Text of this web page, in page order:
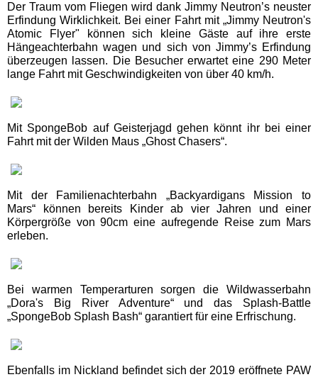
Freizeitpark Lochmühle
Taunus Wunderland
Freizeitparks
Heide Park Resort
Schloß Dankern
Serengeti-Park
Nordrhein-Westfalen
Freizeitparks
Fort Fun Abenteuerland
Der Traum vom Fliegen wird dank Jimmy Neutron’s neuster
Erfindung Wirklichkeit. Bei einer Fahrt mit „Jimmy Neutron's
Atomic Flyer" können sich kleine Gäste auf ihre erste
Hängeachterbahn wagen und sich von Jimmy’s Erfindung
überzeugen lassen. Die Besucher erwartet eine 290 Meter
lange Fahrt mit Geschwindigkeiten von über 40 km/h.
Mit SpongeBob auf Geisterjagd gehen könnt ihr bei einer
Fahrt mit der Wilden Maus „Ghost Chasers“.
Mit der Familienachterbahn „Backyardigans Mission to
Mars“ können bereits Kinder ab vier Jahren und einer
Körpergröße von 90cm eine aufregende Reise zum Mars
erleben.
Bei warmen Temperarturen sorgen die Wildwasserbahn
„Dora's Big River Adventure“ und das Splash-Battle
„SpongeBob Splash Bash“ garantiert für eine Erfrischung.
Ebenfalls im Nickland befindet sich der 2019 eröffnete PAW